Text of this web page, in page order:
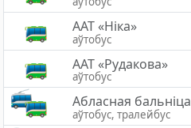
ААТ «Ніка»
аўтобус
ААТ «Рудакова»
аўтобус
Абласная бальніца
аўтобус, тралейбус